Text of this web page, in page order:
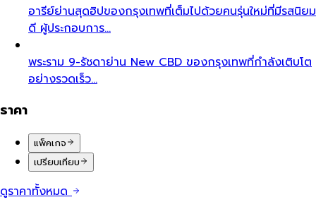
อารีย์ย่านสุดฮิปของกรุงเทพที่เต็มไปด้วยคนรุ่นใหม่ที่มีรสนิยม
ดี ผู้ประกอบการ…
พระราม 9-รัชดาย่าน New CBD ของกรุงเทพที่กำลังเติบโต
อย่างรวดเร็ว…
ราคา
แพ็คเกจ
เปรียบเทียบ
ดูราคาทั้งหมด